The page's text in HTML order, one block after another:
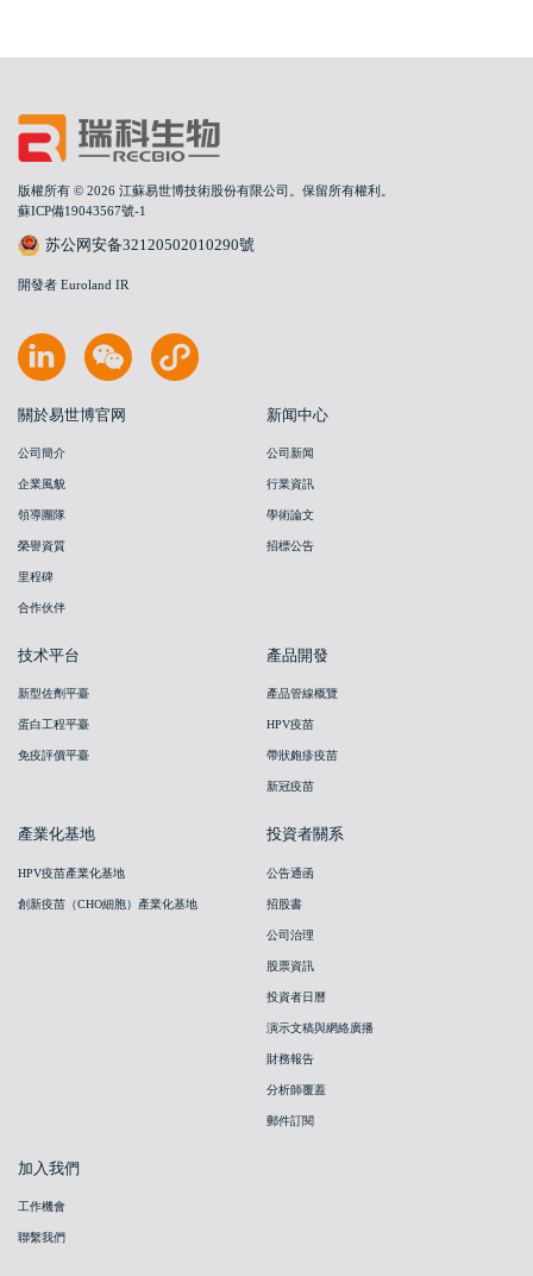
版權所有 © 2026 江蘇易世博技術股份有限公司。保留所有權利。
蘇ICP備19043567號-1
苏公网安备32120502010290號
開發者 Euroland IR
關於易世博官网
公司簡介
企業風貌
領導團隊
榮譽資質
里程碑
合作伙伴
新闻中心
公司新闻
行業資訊
學術論文
招標公告
技术平台
新型佐劑平臺
蛋白工程平臺
免疫評價平臺
產品開發
產品管線概覽
HPV疫苗
帶狀皰疹疫苗
新冠疫苗
產業化基地
HPV疫苗產業化基地
創新疫苗（CHO細胞）產業化基地
投資者關系
公告通函
招股書
公司治理
股票資訊
投資者日曆
演示文稿與網絡廣播
財務報告
分析師覆蓋
郵件訂閱
加入我們
工作機會
聯繫我們